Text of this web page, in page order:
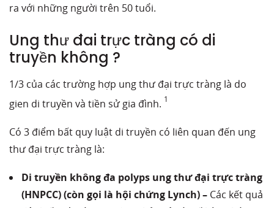
ra với những người trên 50 tuổi.
Ung thư đai trực tràng có di
truyền không ?
1/3 của các trường hợp ung thư đại trực tràng là do
gien di truyền và tiền sử gia đình. 1
Có 3 điểm bất quy luật di truyền có liên quan đến ung
thư đại trực tràng là:
Di truyền không đa polyps ung thư đại trực tràng
(HNPCC) (còn gọi là hội chứng Lynch) – Các kết quả